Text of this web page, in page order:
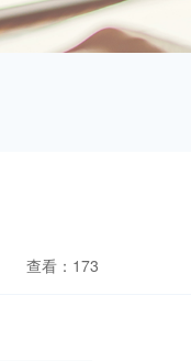
查看：173